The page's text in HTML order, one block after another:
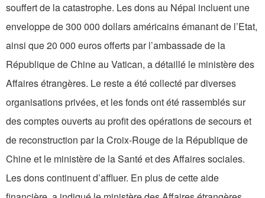
souffert de la catastrophe. Les dons au Népal incluent une
enveloppe de 300 000 dollars américains émanant de l’Etat,
ainsi que 20 000 euros offerts par l’ambassade de la
République de Chine au Vatican, a détaillé le ministère des
Affaires étrangères. Le reste a été collecté par diverses
organisations privées, et les fonds ont été rassemblés sur
des comptes ouverts au profit des opérations de secours et
de reconstruction par la Croix-Rouge de la République de
Chine et le ministère de la Santé et des Affaires sociales.
Les dons continuent d’affluer. En plus de cette aide